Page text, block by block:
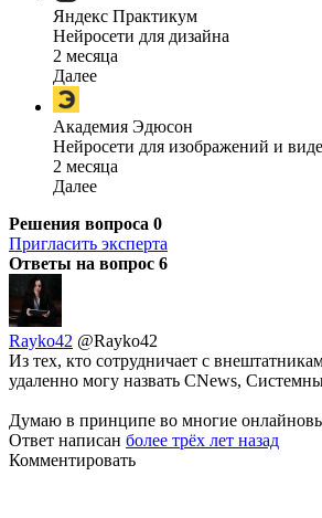
Яндекс Практикум
Нейросети для дизайна
2 месяца
Далее
Академия Эдюсон
Нейросети для изображений и
2 месяца
Далее
Решения вопроса 0
Пригласить эксперта
Ответы на вопрос 6
Rayko42 @Rayko42
Из тех, кто сотрудничает с
удаленно могу назвать CNews,
Думаю в принципе во многие
Ответ написан более трёх лет назад
Комментировать